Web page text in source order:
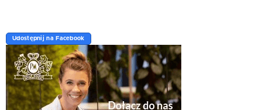
Udostępnij na Facebook